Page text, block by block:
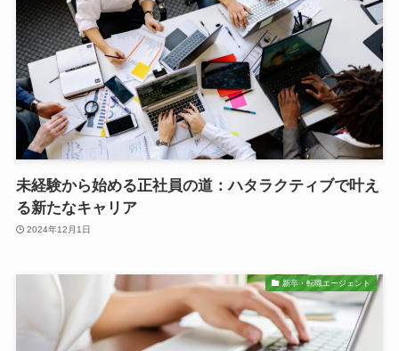
未経験から始める正社員の道：ハタラクティブで叶え
る新たなキャリア
2024年12月1日
新卒・転職エージェント